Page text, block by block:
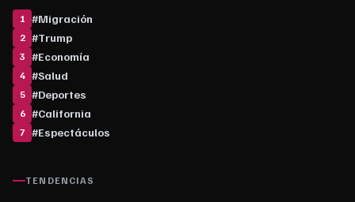
1 #Migración
2 #Trump
3 #Economía
4 #Salud
5 #Deportes
6 #California
7 #Espectáculos
TENDENCIAS